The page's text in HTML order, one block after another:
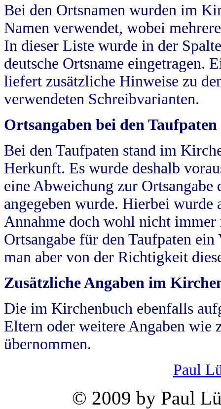
Bei den Ortsnamen wurden im
Namen verwendet, wobei
In dieser Liste wurde in der
deutsche Ortsname eingetragen.
liefert zusätzliche Hinweise zu
verwendeten Schreibvarianten.
Ortsangaben bei den Taufpaten
Bei den Taufpaten stand im
Herkunft. Es wurde deshalb
eine Abweichung zur
angegeben wurde. Hierbei wurde
Annahme doch wohl nicht
Ortsangabe für den Taufpaten
man aber von der Richtigkeit
Zusätzliche Angaben im
Die im Kirchenbuch ebenfalls
Eltern oder weitere Angaben wie
übernommen.
Paul
© 2009 by Paul